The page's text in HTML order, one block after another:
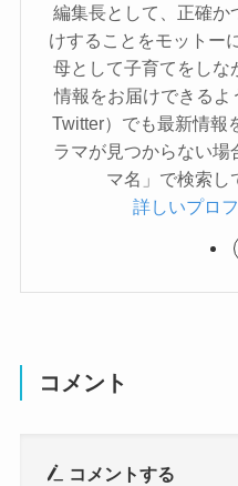
編集長として、正確か
けすることをモットー
母として子育てをしな
情報をお届けできるよ
Twitter）でも最新情報
ラマが見つからない
マ名」で検索し
詳しいプロ
コメント
コメントする